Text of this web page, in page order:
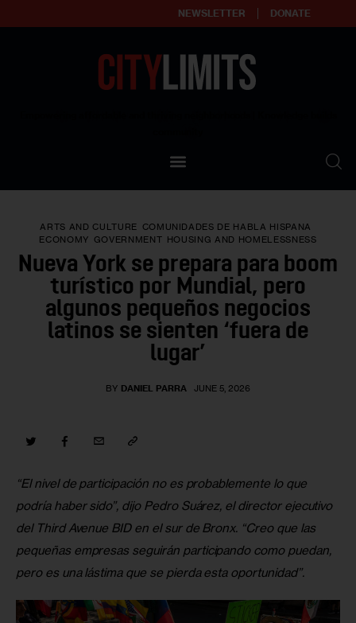
NEWSLETTER DONATE
Our Standards
Reprint Policy
Contact Us
ARTS AND CULTURE COMUNIDADES DE HABLA HISPANA
ECONOMY GOVERNMENT HOUSING AND HOMELESSNESS
Nueva York se prepara para boom
turístico por Mundial, pero
algunos pequeños negocios
latinos se sienten ‘fuera de
lugar’
BY DANIEL PARRA JUNE 5, 2026
“El nivel de participación no es probablemente lo que
podría haber sido”, dijo Pedro Suárez, el director ejecutivo
del Third Avenue BID en el sur de Bronx. “Creo que las
pequeñas empresas seguirán participando como puedan,
pero es una lástima que se pierda esta oportunidad”.